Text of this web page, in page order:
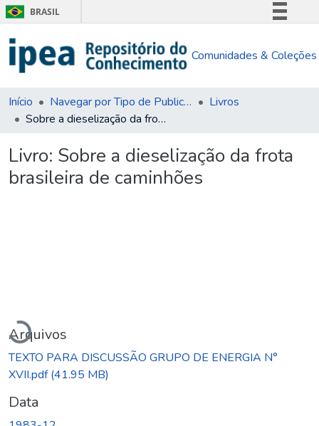
BRASIL
Comunica BR
Acesso à informação
Comunidades & Coleções
Início Navegar por Tipo de Publicação
Livros
Sobre a dieselização da frota brasileira de caminhões
Livro: Sobre a dieselização da frota
brasileira de caminhões
Carregando...
Arquivos
TEXTO PARA DISCUSSÃO GRUPO DE ENERGIA N°
XVII.pdf(41.95 MB)
Data